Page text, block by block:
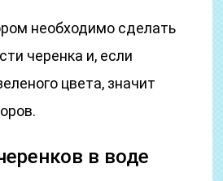
необходимо сделать
черенка и, если
цвета, значит
в воде